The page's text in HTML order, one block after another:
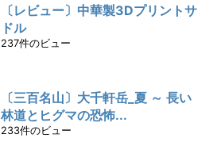
〔レビュー〕中華製3Dプリントサ
ドル
237件のビュー
〔三百名山〕大千軒岳_夏 ～ 長い
林道とヒグマの恐怖...
233件のビュー